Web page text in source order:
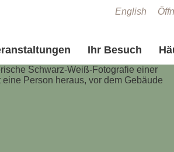
English
Ihr Besuch